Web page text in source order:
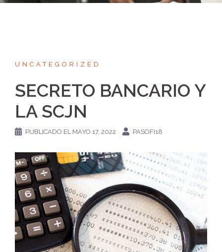
UNCATEGORIZED
SECRETO BANCARIO Y
LA SCJN
PUBLICADO EL MAYO 17, 2022 PASOFI18